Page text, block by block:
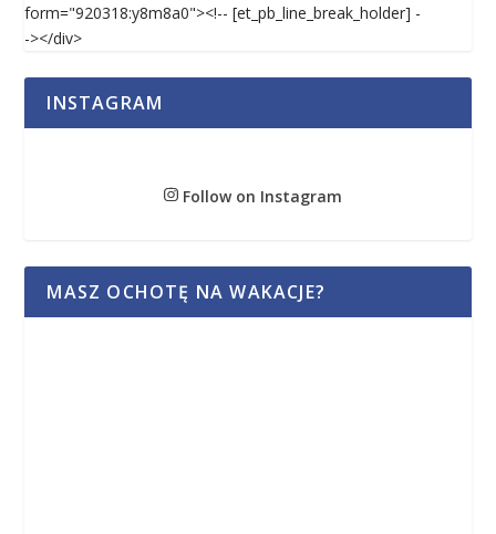
form="920318:y8m8a0"><!-- [et_pb_line_break_holder] -
-></div>
INSTAGRAM
Follow on Instagram
MASZ OCHOTĘ NA WAKACJE?